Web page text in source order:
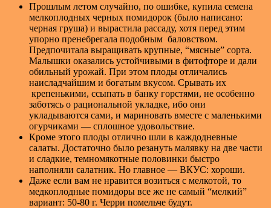
Прошлым летом случайно, по ошибке, купила семена
мелкоплодных черных помидорок (было написано:
черная груша) и вырастила рассаду, хотя перед этим
упорно пренебрегала подобным баловством.
Предпочитала выращивать крупные, “мясные” сорта.
Малышки оказались устойчивыми в фитофторе и дали
обильный урожай. При этом плоды отличались
наисладчайшим и богатым вкусом. Срывать их
крепенькими, ссыпать в банку горстями, не особенно
заботясь о рациональной укладке, ибо они
укладываются сами, и мариновать вместе с маленькими
огурчиками — сплошное удовольствие.
Кроме этого плоды отлично шли в каждодневные
салаты. Достаточно было резануть малявку на две части
и сладкие, темномякотные половинки быстро
наполняли салатник. Но главное — ВКУС: хороши.
Даже если вам не нравится возиться с мелкотой, то
медкоплодные помидоры все же не самый “мелкий”
вариант: 50-80 г. Черри помельче будут.